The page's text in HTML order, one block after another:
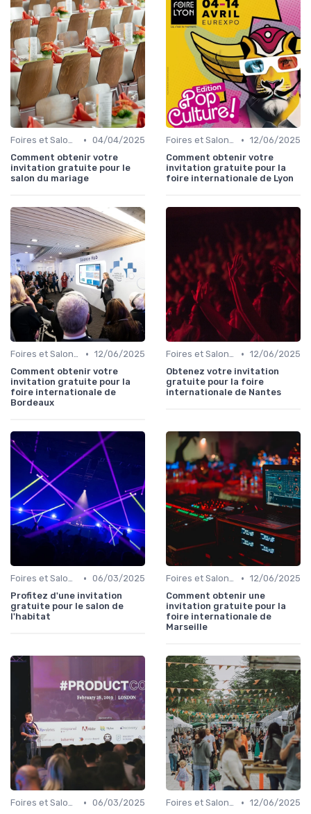
Foires et Salons Grand Public • 04/04/2025
Comment obtenir votre
invitation gratuite pour le
salon du mariage
Foires et Salons Grand Public • 12/06/2025
Comment obtenir votre
invitation gratuite pour la
foire internationale de Lyon
Foires et Salons Grand Public • 12/06/2025
Comment obtenir votre
invitation gratuite pour la
foire internationale de
Bordeaux
Foires et Salons Grand Public • 12/06/2025
Obtenez votre invitation
gratuite pour la foire
internationale de Nantes
Foires et Salons Grand Public • 06/03/2025
Profitez d'une invitation
gratuite pour le salon de
l'habitat
Foires et Salons Grand Public • 12/06/2025
Comment obtenir une
invitation gratuite pour la
foire internationale de
Marseille
Foires et Salons Grand Public • 06/03/2025
Foires et Salons Grand Public • 12/06/2025